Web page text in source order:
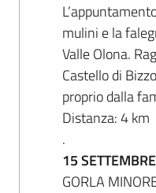
mulini e la
Valle Olona.
Castello di
proprio dalla
Distanza: 4 km
.
15
GORLA